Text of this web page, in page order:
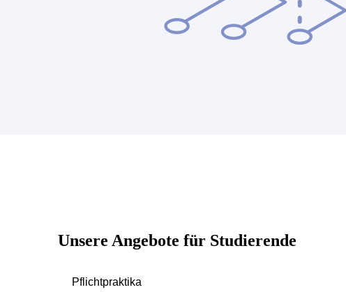
Unsere Angebote für Studierende
Pflichtpraktika